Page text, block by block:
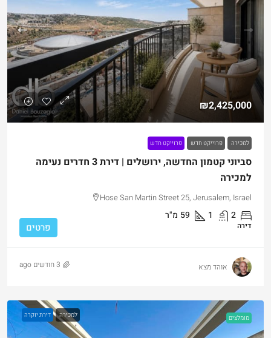
₪2,425,000
למכירה פרוייקט חדש פרוייקט חדש
סביוני קטמון החדשה, ירושלים | דירת 3 חדרים נעימה
למכירה
Hose San Martin Street 25, Jerusalem, Israel
2
1
59 מ"ר
דירה פרטים
אוהד מצא 3 חודשים ago
מומלצים למכירה דירת יוקרה